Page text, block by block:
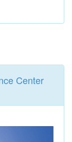
Center